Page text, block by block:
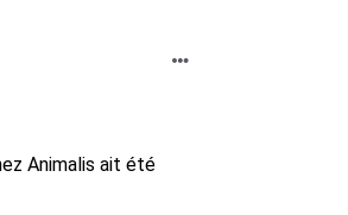
Animalis ait été